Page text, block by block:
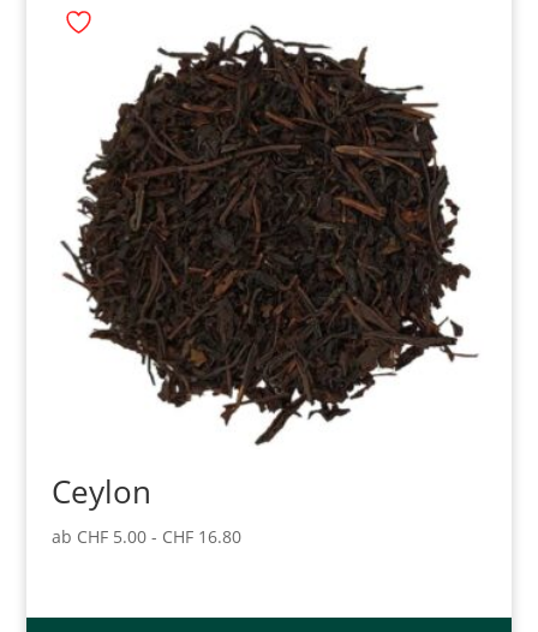
Ceylon
ab CHF5.00- CHF16.80